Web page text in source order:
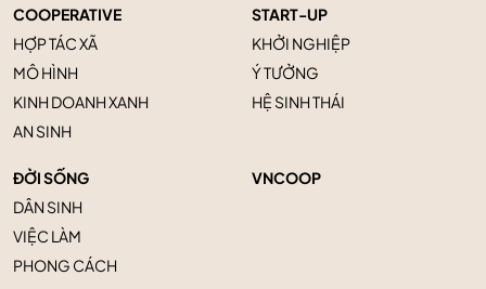
COOPERATIVE
HỢP TÁC XÃ
MÔ HÌNH
KINH DOANH XANH
AN SINH
START-UP
KHỞI NGHIỆP
Ý TƯỞNG
HỆ SINH THÁI
ĐỜI SỐNG
DÂN SINH
VIỆC LÀM
PHONG CÁCH
VNCOOP